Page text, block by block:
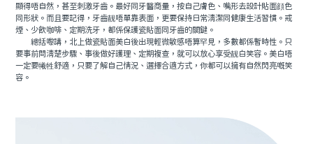
顯得唔自然，甚至刺激牙齒。最好同牙醫商量，按自己膚色、嘴形去設計貼面顔色
同形狀。而且要記得，牙齒靓唔單靠表面，更要保持日常清潔同健康生活習慣。戒
煙、少飲咖啡、定期洗牙，都係保護瓷貼面同牙齒的關鍵。
總括嚟講，北上做瓷貼面美白後出現輕微敏感唔算罕見，多數都係暫時性。只
要事前問清楚步驟、事後做好護理、定期複查，就可以放心享受靓白笑容。美白唔
一定要犧牲舒適，只要了解自己情況、選擇合適方式，你都可以擁有自然閃亮嘅笑
容。